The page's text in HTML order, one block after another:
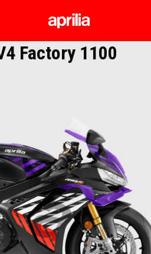
Idź do strony głównej
Factory 1100